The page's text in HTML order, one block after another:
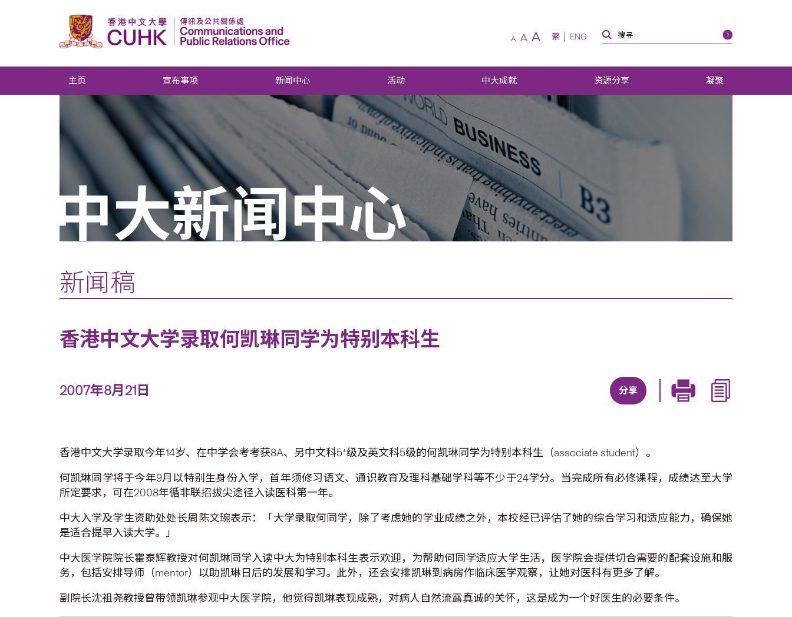
A A A 繁 ENG
主页 宣布事项 新闻中心 活动 中大成就 资源分享 凝聚
中大新闻中心
新闻稿
香港中文大学录取何凯琳同学为特别本科生
2007年8月21日 分享
香港中文大学录取今年14岁、在中学会考考获8A、另中文科5*级及英文科5级的何凯琳同学为特别本科生（associate student）。
何凯琳同学将于今年9月以特别生身份入学，首年须修习语文、通识教育及理科基础学科等不少于24学分。当完成所有必修课程，成绩达至大学
所定要求，可在2008年循非联招拔尖途径入读医科第一年。
中大入学及学生资助处处长周陈文琬表示：「大学录取何同学，除了考虑她的学业成绩之外，本校经已评估了她的综合学习和适应能力，确保她
是适合提早入读大学。」
中大医学院院长霍泰辉教授对何凯琳同学入读中大为特别本科生表示欢迎，为帮助何同学适应大学生活，医学院会提供切合需要的配套设施和服
务，包括安排导师（mentor）以助凯琳日后的发展和学习。此外，还会安排凯琳到病房作临床医学观察，让她对医科有更多了解。
副院长沈祖尧教授曾带领凯琳参观中大医学院，他觉得凯琳表现成熟，对病人自然流露真诚的关怀，这是成为一个好医生的必要条件。